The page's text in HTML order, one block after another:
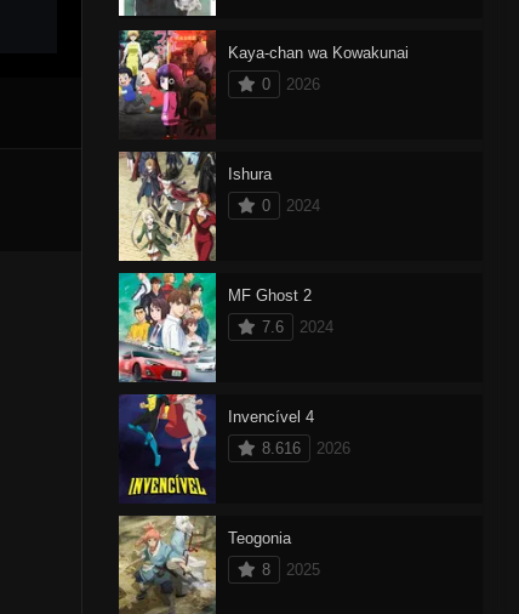
Kaya-chan wa Kowakunai
0
2026
Ishura
0
2024
MF Ghost 2
7.6
2024
Invencível 4
8.616
2026
Teogonia
8
2025